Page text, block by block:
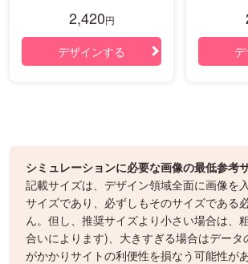
2,420円
デザインする
シミュレーションに必要な画像の最低参考
記載サイズは、デザイン領域全面に画像を
サイズであり、必ずしもそのサイズである
ん。但し、推奨サイズより小さい場合は、
合いによります)、大きすぎる場合はデータ
がかかりサイトの利便性を損なう可能性があ